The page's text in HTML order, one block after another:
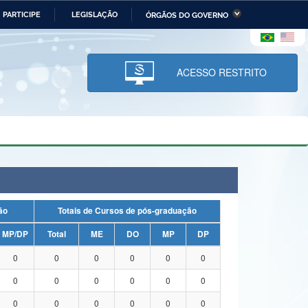
PARTICIPE LEGISLAÇÃO ÓRGÃOS DO GOVERNO
da Economia Ministério da Infraestrutura
Ministério da Ciência,
Tecnologia, Inovações e
Comunicações
Direitos Humanos
ACESSO RESTRITO
Totais de Cursos de pós-graduação
MP/DP
Total ME DO MP
DP
0
0 0 0 0
0
0
0 0 0 0
0
0
0 0 0 0 0